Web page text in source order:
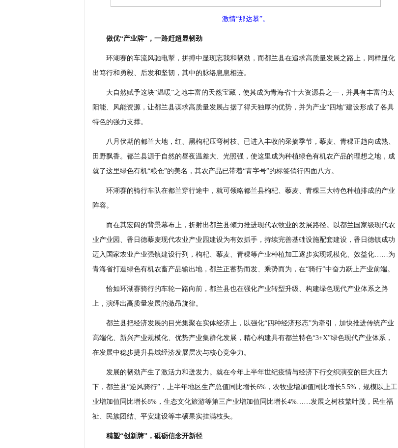
激情“那达慕”。
做优“产业牌”，一路赶超显韧劲
环湖赛的车流风驰电掣，拼搏中显现忘我和韧劲，而都兰县在追求高质量发展之路上，同样显化
出笃行和勇毅、后发和坚韧，其中的脉络息息相连。
大自然赋予这块“温暖”之地丰富的天然宝藏，使其成为青海省十大资源县之一，并具有丰富的太
阳能、风能资源，让都兰县谋求高质量发展占据了得天独厚的优势，并为产业“四地”建设形成了各具
特色的强力支撑。
八月伏期的都兰大地，红、黑枸杞压弯树枝、已进入丰收的采摘季节，藜麦、青稞正趋向成熟、
田野飘香。都兰县源于自然的昼夜温差大、光照强，使这里成为种植绿色有机农产品的理想之地，成
就了这里绿色有机“粮仓”的美名，其农产品已带着“青字号”的标签俏行四面八方。
环湖赛的骑行车队在都兰穿行途中，就可领略都兰县枸杞、藜麦、青稞三大特色种植排成的产业
阵容。
而在其宏阔的背景幕布上，折射出都兰县倾力推进现代农牧业的发展路径。以都兰国家级现代农
业产业园、香日德藜麦现代农业产业园建设为有效抓手，持续完善基础设施配套建设，香日德镇成功
迈入国家农业产业强镇建设行列，枸杞、藜麦、青稞等产业种植加工逐步实现规模化、效益化……为
青海省打造绿色有机农畜产品输出地，都兰正蓄势而发、乘势而为，在“骑行”中奋力跃上产业前端。
恰如环湖赛骑行的车轮一路向前，都兰县也在强化产业转型升级、构建绿色现代产业体系之路
上，演绎出高质量发展的激昂旋律。
都兰县把经济发展的目光集聚在实体经济上，以强化“四种经济形态”为牵引，加快推进传统产业
高端化、新兴产业规模化、优势产业集群化发展，精心构建具有都兰特色“3+X”绿色现代产业体系，
在发展中稳步提升县域经济发展层次与核心竞争力。
发展的韧劲产生了激活力和迸发力。就在今年上半年世纪疫情与经济下行交织演变的巨大压力
下，都兰县“逆风骑行”，上半年地区生产总值同比增长6%，农牧业增加值同比增长5.5%，规模以上工
业增加值同比增长8%，生态文化旅游等第三产业增加值同比增长4%……发展之树枝繁叶茂，民生福
祉、民族团结、平安建设等丰硕果实挂满枝头。
精塑“创新牌”，砥砺信念开新径